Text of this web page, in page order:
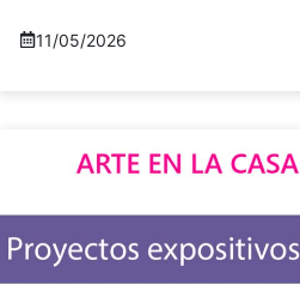
11/05/2026